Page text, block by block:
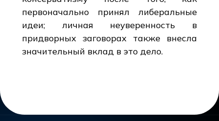
первоначально принял либеральные
идеи; личная неуверенность в
придворных заговорах также внесла
значительный вклад в это дело.